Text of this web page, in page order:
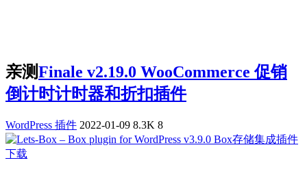
亲测Finale v2.19.0 WooCommerce 促销
倒计时计时器和折扣插件
WordPress 插件 2022-01-09 8.3K 8